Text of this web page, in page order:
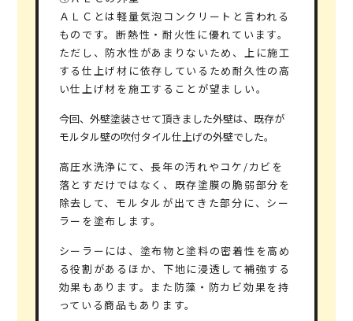
ＡＬＣとは軽量気泡コンクリートと言われる
ものです。断熱性・耐火性に優れています。
ただし、防水性があまりないため、上に施工
する仕上げ材に依存しているため耐久性の高
い仕上げ材を施工することが望ましい。
今回、外壁塗装させて頂きました外壁は、既存が
モルタル壁の吹付タイル仕上げの外壁でした。
高圧水洗浄にて、長年の汚れやコケ/カビを
落とすだけではなく、既存塗膜の脆弱部分を
除去して、モルタルが出てきた部分に、シー
ラーを塗布します。
シーラーには、塗布物と塗料の密着性を高め
る役割があるほか、下地に浸透して補強する
効果もあります。また防藻・防カビ効果を持
っている商品もあります。